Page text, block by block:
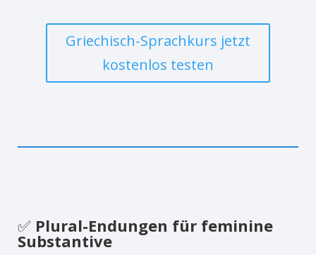
Griechisch-Sprachkurs jetzt
kostenlos testen
✅ Plural-Endungen für feminine
Substantive